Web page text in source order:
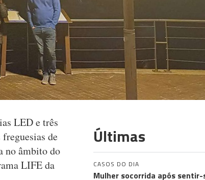
LED e três
de
no âmbito do
LIFE da
Últimas
CASOS DO DIA
Mulher socorrida após